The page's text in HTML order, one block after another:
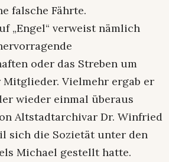
falsche Fährte.
„Engel“ verweist nämlich
oder das Streben um
Vielmehr ergab er
wieder einmal überaus
Altstadtarchivar Dr. Winfried
sich die Sozietät unter den
Michael gestellt hatte.